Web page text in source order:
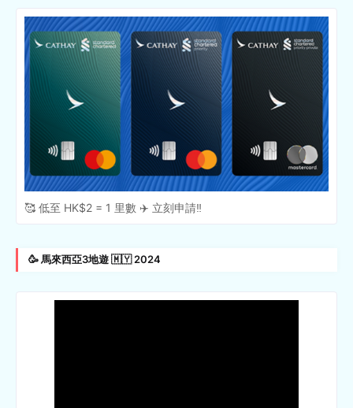
🥰 低至 HK$2 = 1 里數 ✈️ 立刻申請‼️
🥳 馬來西亞3地遊 🇲🇾 2024